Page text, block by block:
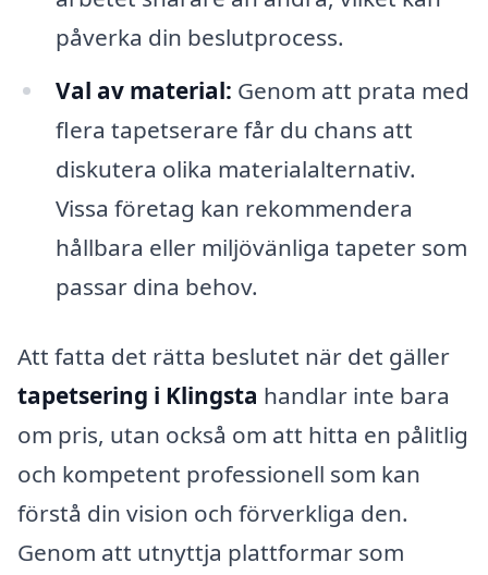
påverka din beslutprocess.
Val av material: Genom att prata med
flera tapetserare får du chans att
diskutera olika materialalternativ.
Vissa företag kan rekommendera
hållbara eller miljövänliga tapeter som
passar dina behov.
Att fatta det rätta beslutet när det gäller
tapetsering i Klingsta handlar inte bara
om pris, utan också om att hitta en pålitlig
och kompetent professionell som kan
förstå din vision och förverkliga den.
Genom att utnyttja plattformar som